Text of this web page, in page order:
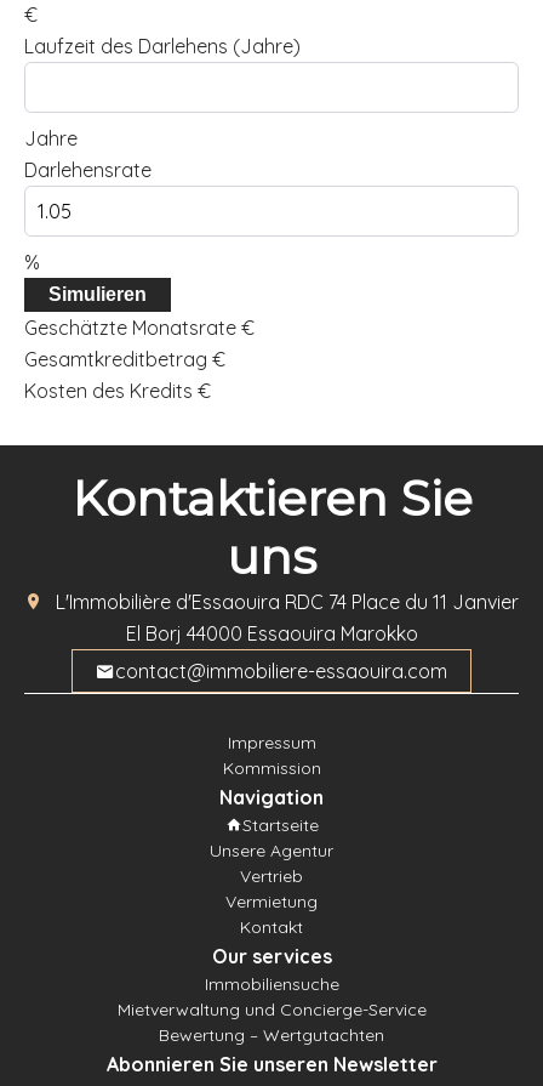
€
Laufzeit des Darlehens (Jahre)
Jahre
Darlehensrate
%
Simulieren
Geschätzte Monatsrate €
Gesamtkreditbetrag €
Kosten des Kredits €
Kontaktieren Sie
uns
L'Immobilière d'Essaouira RDC 74 Place du 11 Janvier
El Borj 44000 Essaouira Marokko
contact@immobiliere-essaouira.com
Impressum
Kommission
Navigation
Startseite
Unsere Agentur
Vertrieb
Vermietung
Kontakt
Our services
Immobiliensuche
Mietverwaltung und Concierge-Service
Bewertung – Wertgutachten
Abonnieren Sie unseren Newsletter